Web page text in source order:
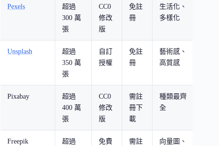
Pexels
超過
300 萬
張
CC0
修改
版
免註
冊
生活化、
多樣化
Unsplash
超過
350 萬
張
自訂
授權
免註
冊
藝術感、
高質感
Pixabay
超過
400 萬
張
CC0
修改
版
需註
冊下
載
種類最齊
全
Freepik
超過
免費
需註
向量圖、